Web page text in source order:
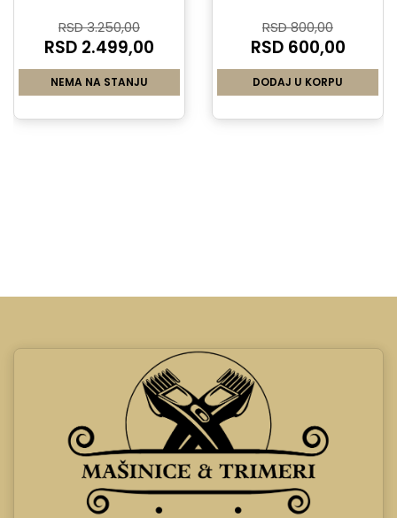
RSD 3.250,00
RSD 2.499,00
NEMA NA STANJU
RSD 800,00
RSD 600,00
DODAJ U KORPU